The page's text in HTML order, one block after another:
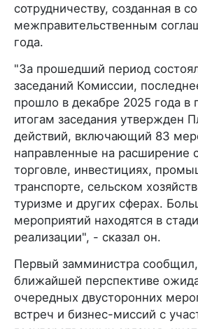
сотрудничеству, созданная в
межправительственным
года.
"За прошедший период
заседаний Комиссии,
прошло в декабре 2025 года в
итогам заседания утвержден
действий, включающий 83
направленные на расширение
торговле, инвестициях,
транспорте, сельском
туризме и других сферах.
мероприятий находятся в
реализации", - сказал он.
Первый замминистра
ближайшей перспективе
очередных двусторонних
встреч и бизнес-миссий с